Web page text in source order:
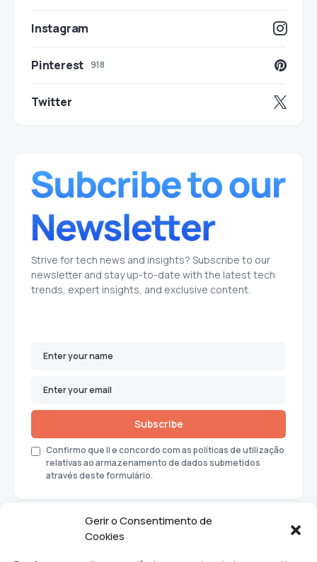
Gerir o Consentimento de
Cookies
Instagram
Pinterest 918
Twitter
Strive for tech news and insights? Subscribe to our
newsletter and stay up-to-date with the latest tech
trends, expert insights, and exclusive content.
Subscribe
Confirmo que li e concordo com as políticas de utilização
relativas ao armazenamento de dados submetidos
através deste formulário.